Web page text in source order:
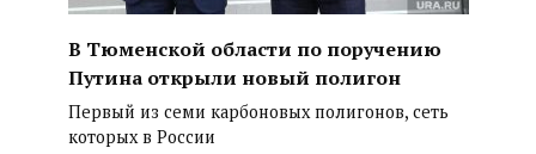
В Тюменской области по поручению
Путина открыли новый полигон
Первый из семи карбоновых полигонов, сеть
которых в России